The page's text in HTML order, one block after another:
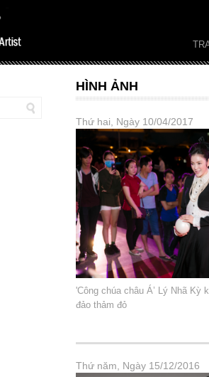
HÌNH ẢNH
Thứ hai, Ngày 10/04/2017
'Công chúa châu Á’ Lý Nhã Kỳ
đảo thảm đỏ
Thứ năm, Ngày 15/12/2016